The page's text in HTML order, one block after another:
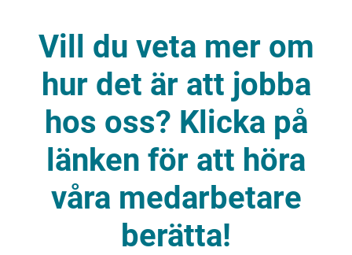
Vill du veta mer om
hur det är att jobba
hos oss? Klicka på
länken för att höra
våra medarbetare
berätta!